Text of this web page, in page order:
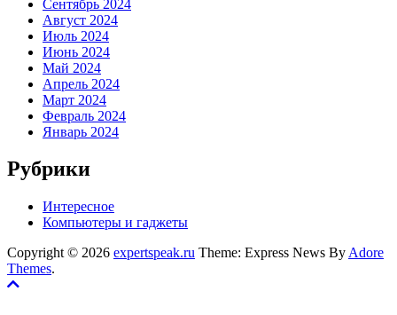
Сентябрь 2024
Август 2024
Июль 2024
Июнь 2024
Май 2024
Апрель 2024
Март 2024
Февраль 2024
Январь 2024
Рубрики
Интересное
Компьютеры и гаджеты
Copyright © 2026 expertspeak.ru Theme: Express News By Adore
Themes.